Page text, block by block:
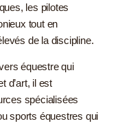
les pilotes
tout en
de la discipline.
équestre qui
d’art, il est
spécialisées
sports équestres qui